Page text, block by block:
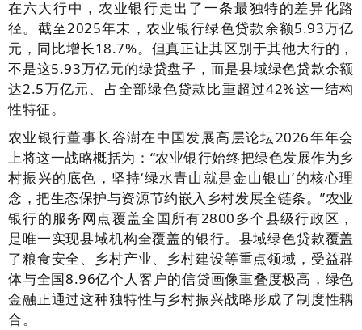
在六大行中，农业银行走出了一条最独特的差异化路
径。截至2025年末，农业银行绿色贷款余额5.93万亿
元，同比增长18.7%。但真正让其区别于其他大行的，
不是这5.93万亿元的绿贷盘子，而是县域绿色贷款余额
达2.5万亿元、占全部绿色贷款比重超过42%这一结构
性特征。
农业银行董事长谷澍在中国发展高层论坛2026年年会
上将这一战略概括为：“农业银行始终把绿色发展作为乡
村振兴的底色，坚持‘绿水青山就是金山银山’的核心理
念，把生态保护与资源节约嵌入乡村发展全链条。”农业
银行的服务网点覆盖全国所有2800多个县级行政区，
是唯一实现县域机构全覆盖的银行。县域绿色贷款覆盖
了粮食安全、乡村产业、乡村建设等重点领域，受益群
体与全国8.96亿个人客户的信贷画像重叠度极高，绿色
金融正通过这种独特性与乡村振兴战略形成了制度性耦
合。